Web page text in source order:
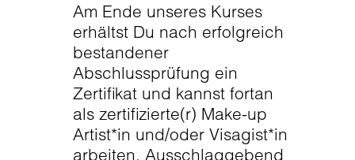
Am Ende unseres Kurses
erhältst Du nach erfolgreich
bestandener
Abschlussprüfung ein
Zertifikat und kannst fortan
als zertifizierte(r) Make-up
Artist*in und/oder Visagist*in
arbeiten. Ausschlaggebend